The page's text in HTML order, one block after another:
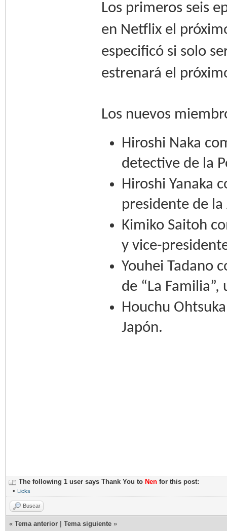
Los primeros seis
en Netflix el
especificó si solo
estrenará el
Los nuevos
Hiroshi Naka
detective de la
Hiroshi Yanaka
presidente de
Kimiko Saitoh
y vice-
Youhei Tadano
de “La
Houchu
Japón.
The following 1 user says Thank You to Nen for this post:
• Licks
Buscar
« Tema anterior Tema siguiente »